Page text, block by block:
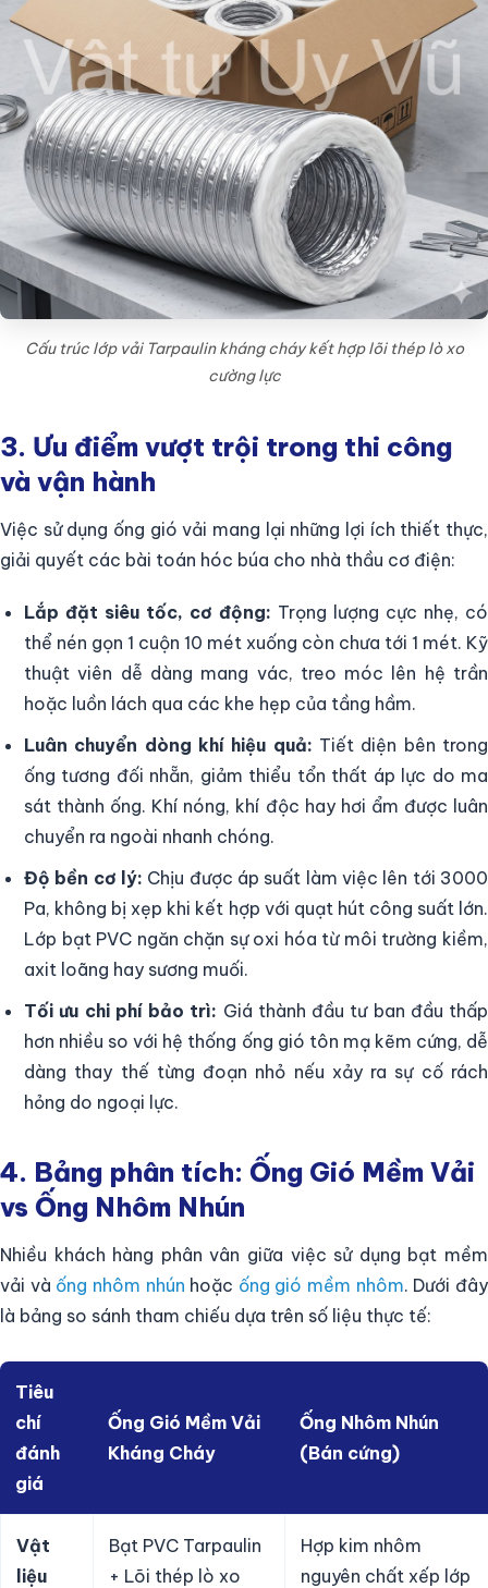
Cấu trúc lớp vải Tarpaulin kháng cháy kết hợp lõi thép lò xo
cường lực
3. Ưu điểm vượt trội trong thi công
và vận hành
Việc sử dụng ống gió vải mang lại những lợi ích thiết thực,
giải quyết các bài toán hóc búa cho nhà thầu cơ điện:
Lắp đặt siêu tốc, cơ động: Trọng lượng cực nhẹ, có
thể nén gọn 1 cuộn 10 mét xuống còn chưa tới 1 mét. Kỹ
thuật viên dễ dàng mang vác, treo móc lên hệ trần
hoặc luồn lách qua các khe hẹp của tầng hầm.
Luân chuyển dòng khí hiệu quả: Tiết diện bên trong
ống tương đối nhẵn, giảm thiểu tổn thất áp lực do ma
sát thành ống. Khí nóng, khí độc hay hơi ẩm được luân
chuyển ra ngoài nhanh chóng.
Độ bền cơ lý: Chịu được áp suất làm việc lên tới 3000
Pa, không bị xẹp khi kết hợp với quạt hút công suất lớn.
Lớp bạt PVC ngăn chặn sự oxi hóa từ môi trường kiềm,
axit loãng hay sương muối.
Tối ưu chi phí bảo trì: Giá thành đầu tư ban đầu thấp
hơn nhiều so với hệ thống ống gió tôn mạ kẽm cứng, dễ
dàng thay thế từng đoạn nhỏ nếu xảy ra sự cố rách
hỏng do ngoại lực.
4. Bảng phân tích: Ống Gió Mềm Vải
vs Ống Nhôm Nhún
Nhiều khách hàng phân vân giữa việc sử dụng bạt mềm
vải và ống nhôm nhún hoặc ống gió mềm nhôm. Dưới đây
là bảng so sánh tham chiếu dựa trên số liệu thực tế:
Tiêu
chí
đánh
giá
Ống Gió Mềm Vải
Kháng Cháy
Ống Nhôm Nhún
(Bán cứng)
Vật
liệu
Bạt PVC Tarpaulin
+ Lõi thép lò xo
Hợp kim nhôm
nguyên chất xếp lớp